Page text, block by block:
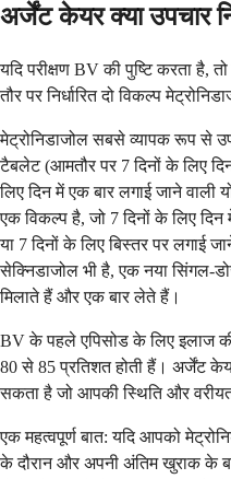
अर्जेंट केयर क्या उपचार
यदि परीक्षण BV की पुष्टि करता है,
तौर पर निर्धारित दो विकल्प
मेट्रोनिडाजोल सबसे व्यापक रूप से
टैबलेट (आमतौर पर 7 दिनों के लिए दिन
लिए दिन में एक बार लगाई जाने
एक विकल्प है, जो 7 दिनों के लिए
या 7 दिनों के लिए बिस्तर पर लगाई
सेक्निडाजोल भी है, एक नया सिंगल-
मिलाते हैं और एक बार लेते हैं।
BV के पहले एपिसोड के लिए इलाज
80 से 85 प्रतिशत होती हैं। अर्जेंट
सकता है जो आपकी स्थिति और
एक महत्वपूर्ण बात: यदि आपको
के दौरान और अपनी अंतिम खुराक के